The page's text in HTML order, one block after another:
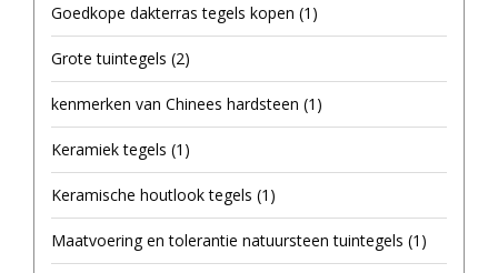
Goedkope dakterras tegels kopen (1)
Grote tuintegels (2)
kenmerken van Chinees hardsteen (1)
Keramiek tegels (1)
Keramische houtlook tegels (1)
Maatvoering en tolerantie natuursteen tuintegels (1)